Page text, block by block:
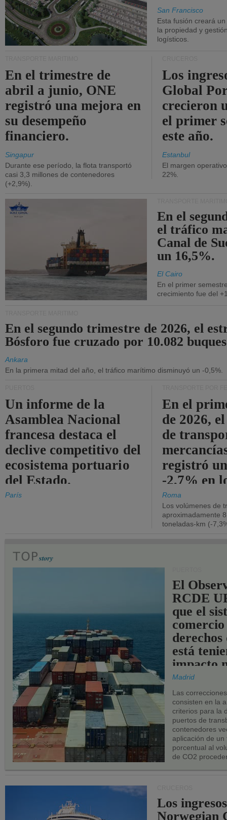
San Francisco
Esta fusión creará
la propiedad y
logísticos.
En el trimestre de
abril a junio, ONE
registró una mejora en
su desempeño
financiero.
Singapur
Durante ese período, la flota transportó
casi 3,3 millones de contenedores
(+2,9%).
Los
Global
crecieron
el primer
este año.
Estanbul
El margen
22%.
En el
el tráfico
Canal de
un 16,5%.
El Cairo
En el primer
crecimiento fue del
En el segundo trimestre de 2026, el
Bósforo fue cruzado por 10.082
Ankara
En la primera mitad del año, el tráfico marítimo disminuyó un -0,5%.
Un informe de la
Asamblea Nacional
francesa destaca el
declive competitivo del
ecosistema portuario
del Estado.
París
En el
de 2026,
de
registró
-2,7% en
Roma
Los volúmenes de
aproximadamente
toneladas-km (-
El
RCDE
que el
comercio
derechos
está
impacto
los
UE.
Madrid
Las
consisten en la
criterios para la
puertos de
contenedores
aplicación de
porcentual al
de CO2
Los
Norwegian